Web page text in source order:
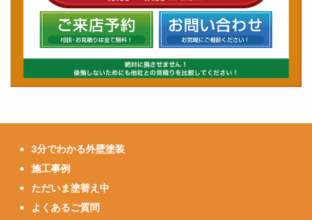
3分でわかる外壁塗装
施工事例
ただいま塗替え中
よくあるご質問